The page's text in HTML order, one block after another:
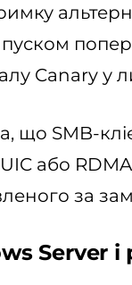
Canary у
що SMB-
або
за
Server і